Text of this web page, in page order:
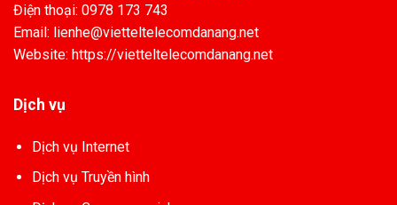
Điện thoại: 0978 173 743
Email: lienhe@vietteltelecomdanang.net
Website: https://vietteltelecomdanang.net
Dịch vụ
Dịch vụ Internet
Dịch vụ Truyền hình